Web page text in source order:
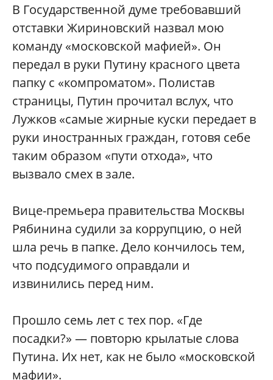
В Государственной думе требовавший
отставки Жириновский назвал мою
команду «московской мафией». Он
передал в руки Путину красного цвета
папку с «компроматом». Полистав
страницы, Путин прочитал вслух, что
Лужков «самые жирные куски передает в
руки иностранных граждан, готовя себе
таким образом «пути отхода», что
вызвало смех в зале.
Вице-премьера правительства Москвы
Рябинина судили за коррупцию, о ней
шла речь в папке. Дело кончилось тем,
что подсудимого оправдали и
извинились перед ним.
Прошло семь лет с тех пор. «Где
посадки?» — повторю крылатые слова
Путина. Их нет, как не было «московской
мафии».